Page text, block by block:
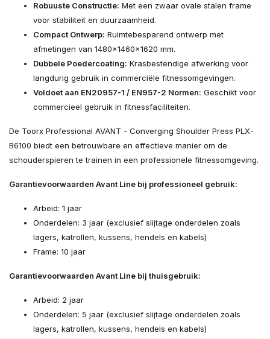
Robuuste Constructie: Met een zwaar ovale stalen frame
voor stabiliteit en duurzaamheid.
Compact Ontwerp: Ruimtebesparend ontwerp met
afmetingen van 1480x1460x1620 mm.
Dubbele Poedercoating: Krasbestendige afwerking voor
langdurig gebruik in commerciële fitnessomgevingen.
Voldoet aan EN20957-1 / EN957-2 Normen: Geschikt voor
commercieel gebruik in fitnessfaciliteiten.
De Toorx Professional AVANT - Converging Shoulder Press PLX-
B6100 biedt een betrouwbare en effectieve manier om de
schouderspieren te trainen in een professionele fitnessomgeving.
Garantievoorwaarden Avant Line bij professioneel gebruik:
Arbeid: 1 jaar
Onderdelen: 3 jaar (exclusief slijtage onderdelen zoals
lagers, katrollen, kussens, hendels en kabels)
Frame: 10 jaar
Garantievoorwaarden Avant Line bij thuisgebruik:
Arbeid: 2 jaar
Onderdelen: 5 jaar (exclusief slijtage onderdelen zoals
lagers, katrollen, kussens, hendels en kabels)